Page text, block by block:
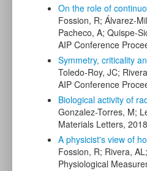
On the role of
Fossion, R; Álvarez-
Pacheco, A; Quispe-
AIP Conference
Symmetry, criticality
Toledo-Roy, JC;
AIP Conference
Biological activity of
Gonzalez-Torres, M;
Materials Letters,
A physicist's view of
Fossion, R; Rivera,
Physiological